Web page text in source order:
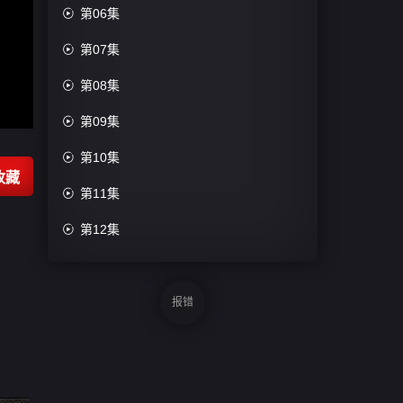
藏
 第06集
 第07集
 第08集
 第09集
 第10集
 第11集
 第12集
报错